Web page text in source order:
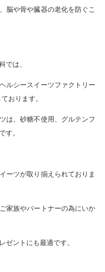
脳や骨や臓器の老化を防ぐこ
では、
ルシースイーツファクトリー
おります。
は、砂糖不使用、グルテンフ
す。
ーツが取り揃えられておりま
家族やパートナーの為にいか
ゼントにも最適です。